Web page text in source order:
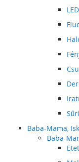
Baba-Mama,
Baba-